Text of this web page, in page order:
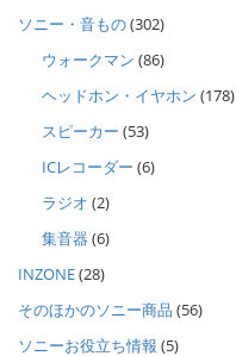
ソニー・音もの(302)
ウォークマン (86)
ヘッドホン・イヤホン (178)
スピーカー (53)
ICレコーダー (6)
ラジオ (2)
集音器 (6)
INZONE(28)
そのほかのソニー商品 (56)
ソニーお役立ち情報 (5)